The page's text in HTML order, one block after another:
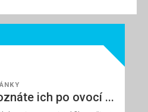
modliť za požehnané
zápasia s chorobou.
ich po ovocí ...